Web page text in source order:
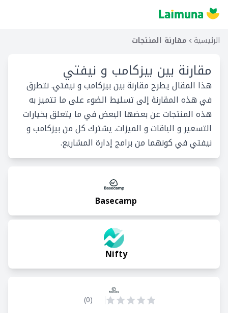
الرئيسية مقارنة المنتجات
مقارنة بين بيزكامب و نيفتي
هذا المقال يطرح مقارنة بين بيزكامب و نيفتي. نتطرق
في هذه المقارنة إلى تسليط الضوء على ما تتميز به
هذه المنتجات عن بعضها البعض في ما يتعلق بخيارات
التسعير و الباقات و الميزات. يشترك كل من بيزكامب و
نيفتي في كونهما من برامج إدارة المشاريع.
Basecamp
Nifty
(
0
)